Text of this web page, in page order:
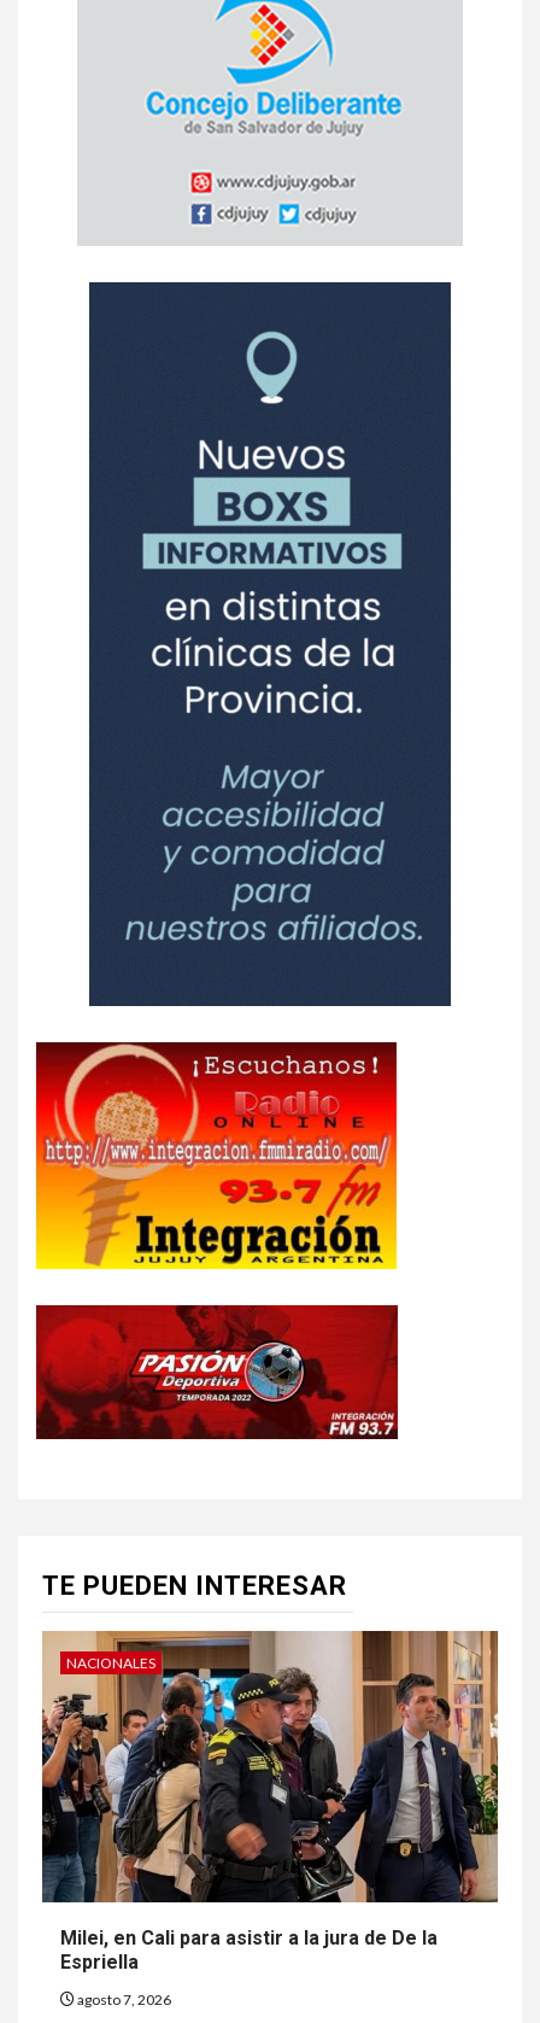
TE PUEDEN INTERESAR
NACIONALES
Milei, en Cali para asistir a la jura de De la
Espriella
agosto 7, 2026